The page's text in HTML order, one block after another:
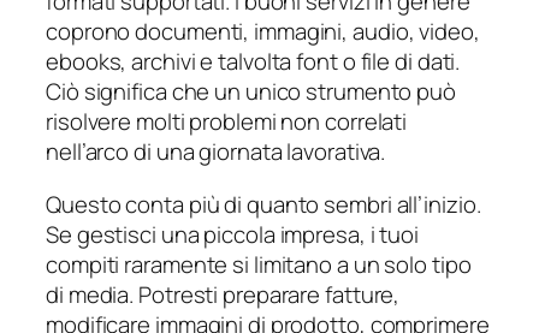
coprono documenti, immagini, audio, video,
ebooks, archivi e talvolta font o file di dati.
Ciò significa che un unico strumento può
risolvere molti problemi non correlati
nell’arco di una giornata lavorativa.
Questo conta più di quanto sembri all’inizio.
Se gestisci una piccola impresa, i tuoi
compiti raramente si limitano a un solo tipo
di media. Potresti preparare fatture,
modificare immagini di prodotto, comprimere